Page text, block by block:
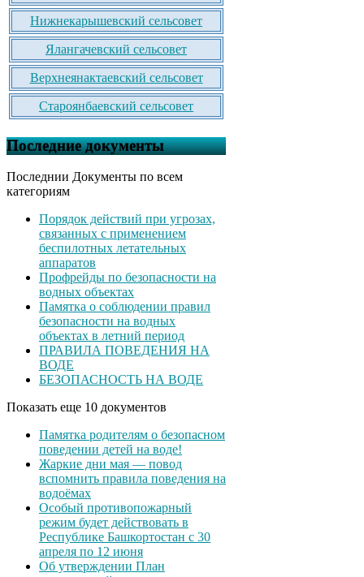
Нижнекарышевский сельсовет
Ялангачевский сельсовет
Верхнеянактаевский сельсовет
Староянбаевский сельсовет
Последние документы
Последнии Документы по всем
категориям
Порядок действий при угрозах,
связанных с применением
беспилотных летательных
аппаратов
Профрейды по безопасности на
водных объектах
Памятка о соблюдении правил
безопасности на водных
объектах в летний период
ПРАВИЛА ПОВЕДЕНИЯ НА
ВОДЕ
БЕЗОПАСНОСТЬ НА ВОДЕ
Показать еще 10 документов
Памятка родителям о безопасном
поведении детей на воде!
Жаркие дни мая — повод
вспомнить правила поведения на
водоёмах
Особый противопожарный
режим будет действовать в
Республике Башкортостан с 30
апреля по 12 июня
Об утверждении План